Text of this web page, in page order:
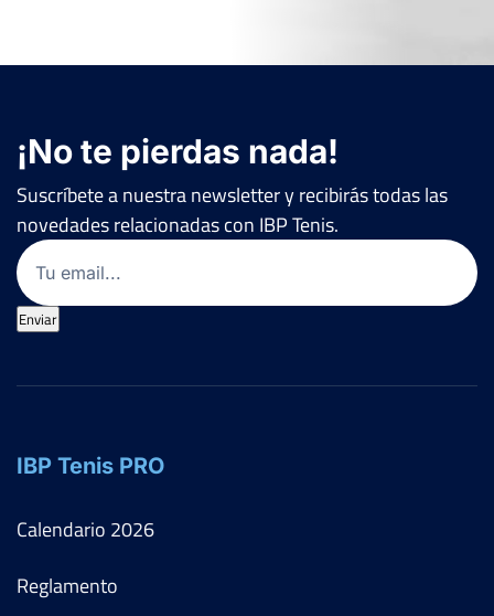
¡No te pierdas nada!
Suscríbete a nuestra newsletter y recibirás todas las
novedades relacionadas con IBP Tenis.
Email
Enviar
IBP Tenis PRO
Calendario 2026
Reglamento